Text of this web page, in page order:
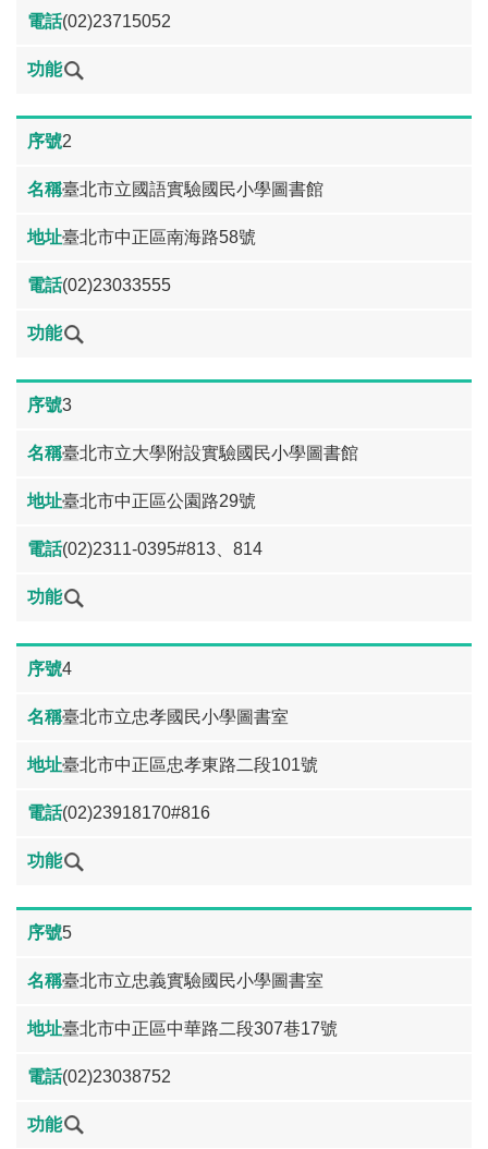
(02)23715052
2
臺北市立國語實驗國民小學圖書館
臺北市中正區南海路58號
(02)23033555
3
臺北市立大學附設實驗國民小學圖書館
臺北市中正區公園路29號
(02)2311-0395#813、814
4
臺北市立忠孝國民小學圖書室
臺北市中正區忠孝東路二段101號
(02)23918170#816
5
臺北市立忠義實驗國民小學圖書室
臺北市中正區中華路二段307巷17號
(02)23038752